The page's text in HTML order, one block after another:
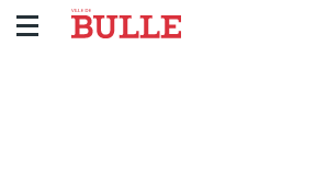
Page d'accueil
Accèder à la navigation
Accèder au contenu
Accèder à l'outil de recherche
Accèder à la table des matières
Kopfzeile
Inhalt